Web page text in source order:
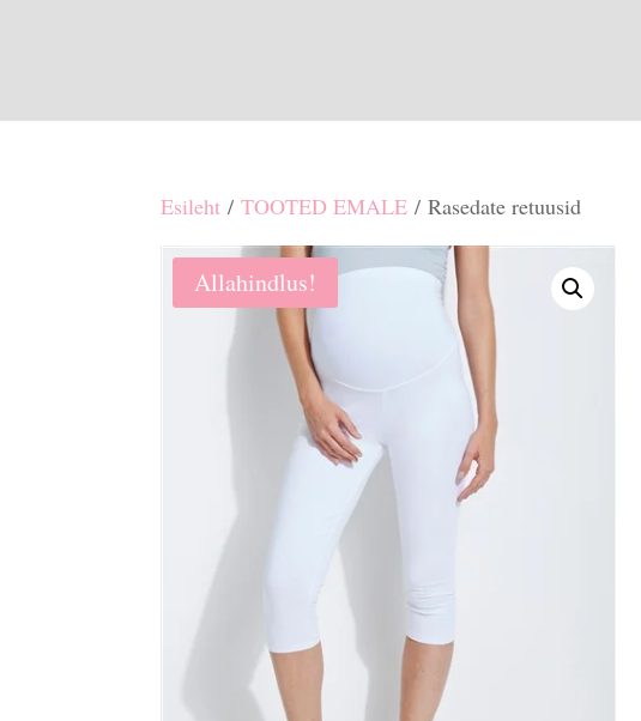
Esileht /TOOTED EMALE / Rasedate retuusid
Allahindlus!